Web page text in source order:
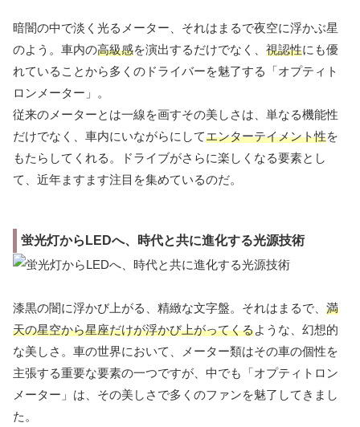
暗闇の中で淡く光るメーター、それはまるで夜空に浮かぶ星
のよう。車内の高級感を演出するだけでなく、 視認性にも優
れていることから多くのドライバーを魅了する「オプティト
ロンメーター」。
従来のメーターとは一線を画すその美しさは、単なる機能性
だけでなく、車内にいながらにしてエンターテイメント性を
もたらしてくれる。ドライブがさらに楽しくなる要素とし
て、近年ますます注目を集めているのだ。
蛍光灯からLEDへ、時代と共に進化する光源技術
漆黒の闇に浮かび上がる、精緻な文字盤。それはまるで、 満
天の星空から星座だけが浮かび上がってくるような、幻想的
な美しさ。車の世界において、メーター類はその車の個性を
主張する重要な要素の一つですが、中でも「オプティトロン
メーター」は、その美しさで多くのファンを魅了してきまし
た。